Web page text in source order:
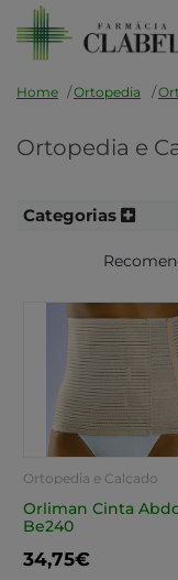
Home Ortopedia
Ortopedia e
Categorias
Ortopedia e Calçado
Orliman Cinta
Be240
34,75€